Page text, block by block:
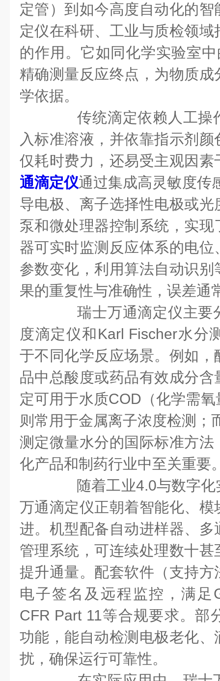
定管）到如今高度自动化的
定仪在科研、工业与质检领
的作用。它如同化学实验室中
精确测量反应终点，为物质
学依据。
传统滴定依赖人工操
入标准溶液，并依靠指示剂
仅耗时费力，还易受主观因素
通滴定仪通过集成高灵敏度传
导电极、离子选择性电极或
泵和微处理器控制系统，实
器可实时监测反应体系的电
参数变化，利用算法自动识
果的重复性与准确性，误差通
瑞士万通滴定仪主要
度滴定仪和Karl Fischer水分
于不同化学反应场景。例如
品中总酸度或药品有效成分
定可用于水质COD（化学需
则常用于金属离子浓度检测；
测定微量水分的国际标准方
化产品和制药行业中至关重要
随着工业4.0与数字化
万通滴定仪正朝着智能化、
进。机型配备自动进样器、
管理系统，可连续处理数十
提升通量。配套软件（支持
电子签名及远程监控，满足
CFR Part 11等合规要求。部
功能，能自动检测电极老化
扰，确保运行可靠性。